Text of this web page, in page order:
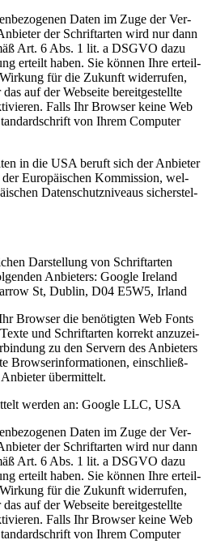
Daten im Zuge der Ver­
der Schrift­ar­ten wird nur dann
Art. 6 Abs. 1 lit. a DSGVO dazu
erteilt haben. Sie kön­nen Ihre erteil­
für die Zukunft wider­ru­fen,
auf der Web­sei­te bereit­ge­stell­te
Falls Ihr Brow­ser kei­ne Web
von Ihrem Com­pu­ter
in die USA beruft sich der Anbie­ter
der Euro­päi­schen Kom­mis­si­on, wel­
Daten­schutz­ni­veaus sicher­stel­
Dar­stel­lung von Schrift­ar­ten
Anbie­ters: Goog­le Ire­land
St, Dub­lin, D04 E5W5, Irland
Brow­ser die benö­tig­ten Web Fonts
und Schrift­ar­ten kor­rekt anzu­zei­
zu den Ser­vern des Anbie­ters
Brow­ser­in­for­ma­tio­nen, ein­schließ­
über­mit­telt.
wer­den an: Goog­le LLC, USA
Daten im Zuge der Ver­
der Schrift­ar­ten wird nur dann
Art. 6 Abs. 1 lit. a DSGVO dazu
erteilt haben. Sie kön­nen Ihre erteil­
für die Zukunft wider­ru­fen,
auf der Web­sei­te bereit­ge­stell­te
Falls Ihr Brow­ser kei­ne Web
von Ihrem Com­pu­ter